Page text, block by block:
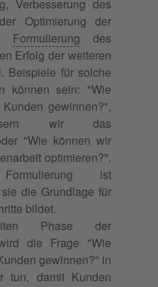
Verbesserung des
Optimierung der
Formulierung des
Erfolg der weiteren
Beispiele für solche
können sein: "Wie
gewinnen?",
wir das
"Wie können wir
optimieren?".
ist
die Grundlage für
bildet.
Phase der
die Frage "Wie
gewinnen?" in
tun, damit Kunden